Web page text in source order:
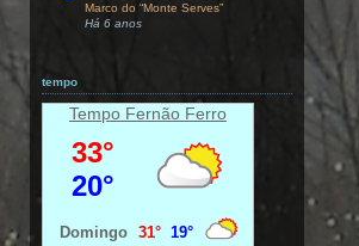
Marco do “Monte Serves”
Há 6 anos
tempo
Tempo Fernão Ferro